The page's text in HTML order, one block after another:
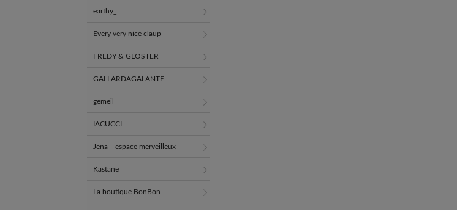
earthy_
Every very nice claup
FREDY & GLOSTER
GALLARDAGALANTE
gemeil
IACUCCI
Jena espace merveilleux
Kastane
La boutique BonBon